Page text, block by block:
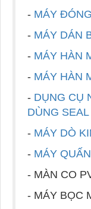
- MÁY
- MÁY DÁN
- MÁY HÀN
- MÁY HÀN
- DỤNG CỤ
DÙNG SEAL
- MÁY DÒ
- MÁY
- MÀN CO
- MÁY BỌC